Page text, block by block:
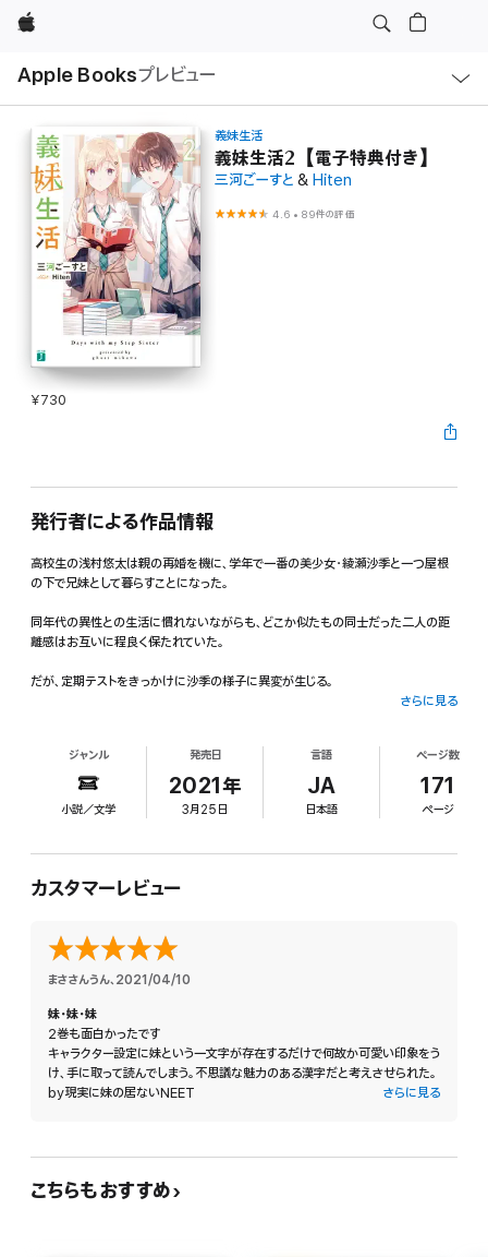
Apple
Apple Booksプレビュー
ル
義妹生活
義妹生活2【電子特典付き】
三河ごーすと & Hiten
4.6 • 89件の評価
¥730
発行者による作品情報
高校生の浅村悠太は親の再婚を機に、学年で一番の美少女・綾瀬沙季と一つ屋根
の下で兄妹として暮らすことになった。
同年代の異性との生活に慣れないながらも、どこか似たもの同士だった二人の距
離感はお互いに程良く保たれていた。
だが、定期テストをきっかけに沙季の様子に異変が生じる。
しかしそれと時を同じくして、悠太はバイト先の先輩である美人女子大生・読売栞か
【電子限定!書き下ろし特典つき】
さらに見る
ジャンル
小説／文学
発売日
2021年
3月25日
言語
JA
日本語
ページ数
171
ページ
カスタマーレビュー
まささんうん、 2021/04/10
妹・妹・妹
2巻も面白かったです
キャラクター設定に妹という一文字が存在するだけで何故か可愛い印象をう
け、手に取って読んでしまう。不思議な魅力のある漢字だと考えさせられた。
by現実に妹の居ないNEET
さらに見る
こちらもおすすめ